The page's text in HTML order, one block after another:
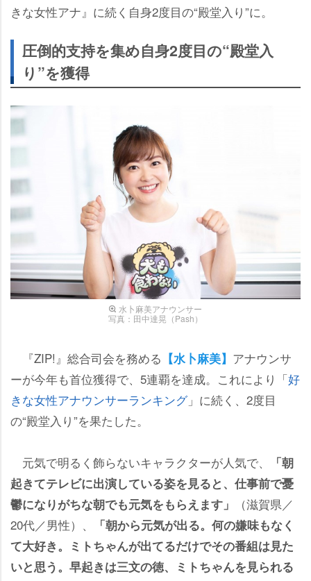
きな女性アナ』に続く自身2度目の“殿堂入り”に。
圧倒的支持を集め自身2度目の“殿堂入
り”を獲得
水卜麻美アナウンサー
写真：田中達晃（Pash）
『ZIP!』総合司会を務める 【水卜麻美】 アナウンサ
ーが今年も首位獲得で、5連覇を達成。これにより「好
きな女性アナウンサーランキング」に続く、2度目
の“殿堂入り”を果たした。
元気で明るく飾らないキャラクターが人気で、
「朝
起きてテレビに出演している姿を見ると、仕事前で憂
鬱になりがちな朝でも元気をもらえます」
（滋賀県／
20代／男性）、
「朝から元気が出る。何の嫌味もなく
て大好き。ミトちゃんが出てるだけでその番組は見た
いと思う。早起きは三文の徳、ミトちゃんを見られる